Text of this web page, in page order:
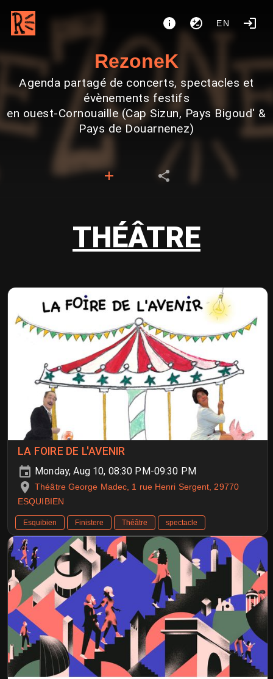
EN
RezoneK
Agenda partagé de concerts, spectacles et
évènements festifs
en ouest-Cornouaille (Cap Sizun, Pays Bigoud' &
Pays de Douarnenez)
THÉÂTRE
LA FOIRE DE L'AVENIR
Monday, Aug 10, 08:30 PM-09:30 PM
Théâtre George Madec, 1 rue Henri Sergent, 29770
ESQUIBIEN
Esquibien Finistere Théâtre spectacle